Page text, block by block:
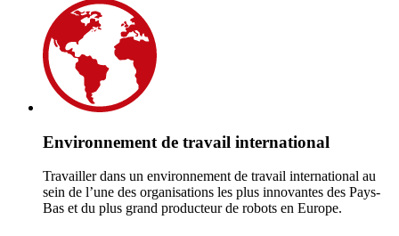
Environnement de travail international
Travailler dans un environnement de travail international au
sein de l’une des organisations les plus innovantes des Pays-
Bas et du plus grand producteur de robots en Europe.